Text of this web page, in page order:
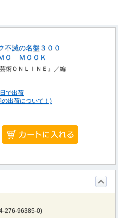
不滅の名盤３００
Ｏ ＭＯＯＫ
芸術ＯＮＬＩＮＥ』／編
で出荷
の出荷について！)
4-276-96385-0)